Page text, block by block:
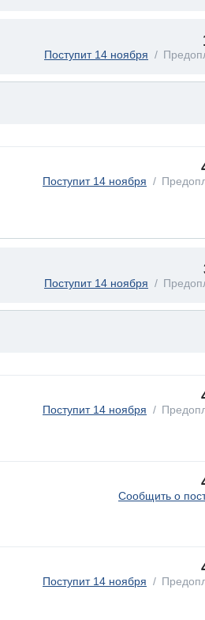
Поступит 14 ноября
Поступит 14 ноября
Поступит 14 ноября
Поступит 14 ноября
Сообщить о
Поступит 14 ноября